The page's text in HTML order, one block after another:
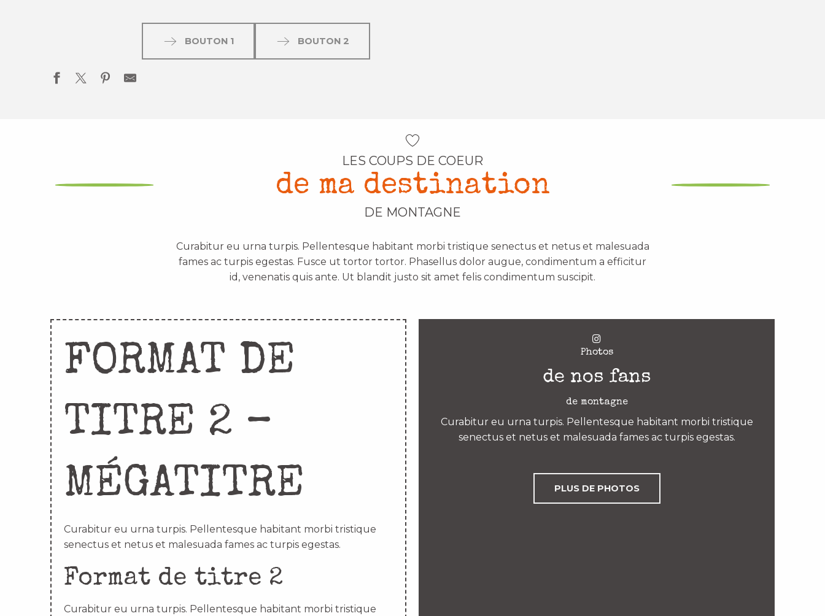
BOUTON 1 BOUTON 2
LES COUPS DE COEUR
de ma destination
DE MONTAGNE
Curabitur eu urna turpis. Pellentesque habitant morbi tristique senectus et netus et malesuada
fames ac turpis egestas. Fusce ut tortor tortor. Phasellus dolor augue, condimentum a efficitur
id, venenatis quis ante. Ut blandit justo sit amet felis condimentum suscipit.
FORMAT DE
TITRE 2 –
MÉGATITRE
Curabitur eu urna turpis. Pellentesque habitant morbi tristique
senectus et netus et malesuada fames ac turpis egestas.
Format de titre 2
Curabitur eu urna turpis. Pellentesque habitant morbi tristique
Photos
de nos fans
de montagne
Curabitur eu urna turpis. Pellentesque habitant morbi tristique
senectus et netus et malesuada fames ac turpis egestas.
PLUS DE PHOTOS